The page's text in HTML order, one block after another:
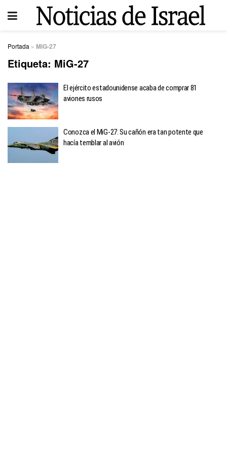
Portada » MiG-27
Etiqueta: MiG-27
El ejército estadounidense acaba de comprar 81
aviones rusos
Conozca el MiG-27: Su cañón era tan potente que
hacía temblar al avión